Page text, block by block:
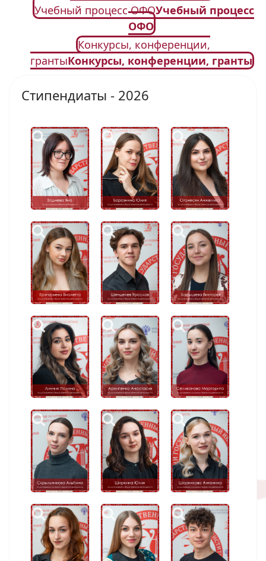
Учебный процесс ОФОУчебный процесс
ОФО
Конкурсы, конференции,
грантыКонкурсы, конференции, гранты
Стипендиаты - 2026